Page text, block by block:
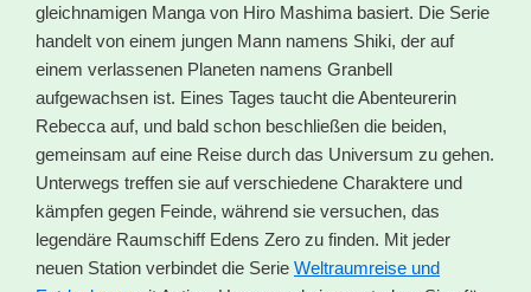
gleichnamigen Manga von Hiro Mashima basiert. Die Serie
handelt von einem jungen Mann namens Shiki, der auf
einem verlassenen Planeten namens Granbell
aufgewachsen ist. Eines Tages taucht die Abenteurerin
Rebecca auf, und bald schon beschließen die beiden,
gemeinsam auf eine Reise durch das Universum zu gehen.
Unterwegs treffen sie auf verschiedene Charaktere und
kämpfen gegen Feinde, während sie versuchen, das
legendäre Raumschiff Edens Zero zu finden. Mit jeder
neuen Station verbindet die Serie Weltraumreise und